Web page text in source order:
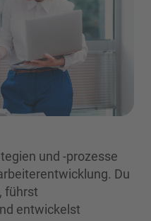
und -prozesse
Du
führst
entwickelst